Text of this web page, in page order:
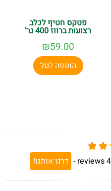
פטקס חטיף לכלב
רצועות ברווז 400 גר'
₪59.00
הוספה לסל
reviews
- דרגו אותנו!